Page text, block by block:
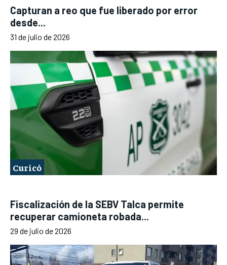
Capturan a reo que fue liberado por error
desde...
31 de julio de 2026
Curicó
Fiscalización de la SEBV Talca permite
recuperar camioneta robada...
29 de julio de 2026